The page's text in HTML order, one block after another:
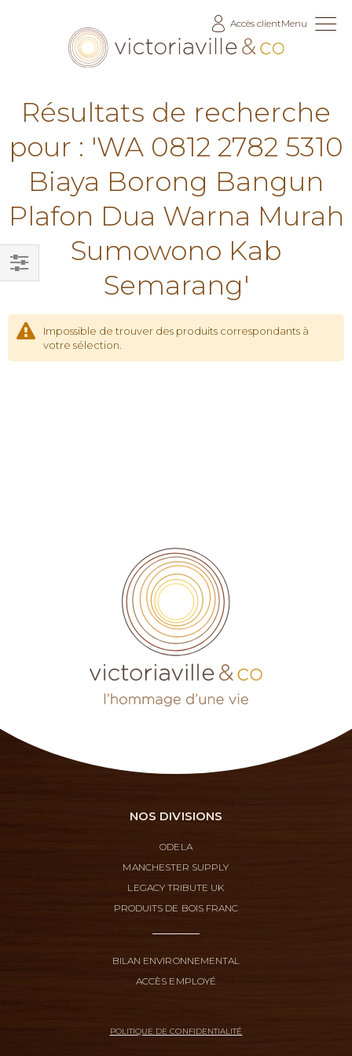
Accès clientMenu
Résultats de recherche
pour : 'WA 0812 2782 5310
Biaya Borong Bangun
Plafon Dua Warna Murah
Sumowono Kab
Semarang'
Impossible de trouver des produits correspondants à
votre sélection.
Filtrer
NOS DIVISIONS
ODELA
MANCHESTER SUPPLY
LEGACY TRIBUTE UK
PRODUITS DE BOIS FRANC
BILAN ENVIRONNEMENTAL
ACCÈS EMPLOYÉ
POLITIQUE DE CONFIDENTIALITÉ